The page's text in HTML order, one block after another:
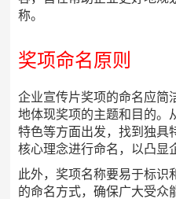
称。
奖项命名原则
企业宣传片奖项的命名应简
地体现奖项的主题和目的。
特色等方面出发，找到独具
核心理念进行命名，以凸显
此外，奖项名称要易于标识
的命名方式，确保广大受众